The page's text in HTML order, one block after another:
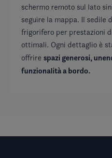
schermo remoto sul lato
seguire la mappa. Il sedile
frigorifero per prestazioni
ottimali. Ogni dettaglio è
offrire spazi generosi,
funzionalità a bordo.